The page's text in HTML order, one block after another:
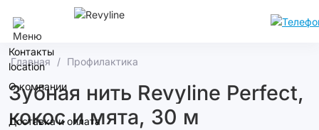
Контакты
О компании
Доставка и оплата
Главная Профилактика
Зубная нить Revyline Perfect,
кокос и мята, 30 м